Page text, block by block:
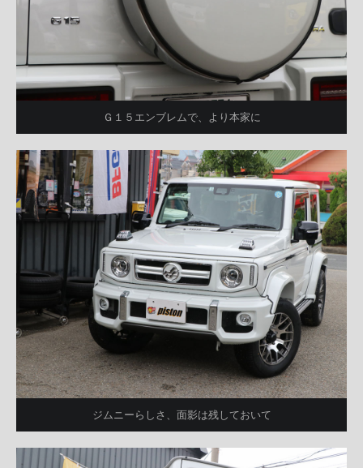
Ｇ１５エンブレムで、より本家に
ジムニーらしさ、面影は残しておいて